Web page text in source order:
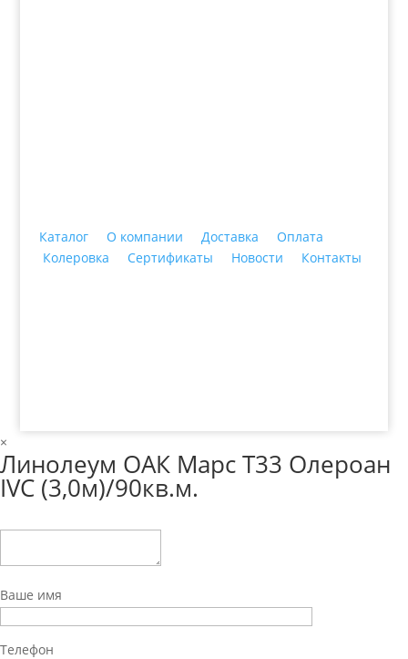
Каталог О компании Доставка
Оплата
Колеровка
Сертификаты Новости Контакты
×
Линолеум ОАК Марс Т33 Олероан
IVC (3,0м)/90кв.м.
Ваше имя
Телефон